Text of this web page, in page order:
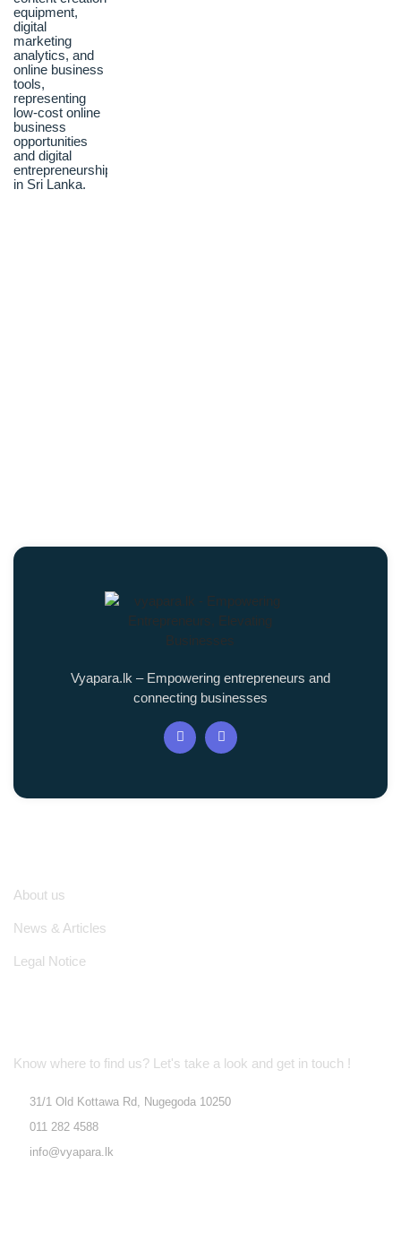
Vyapara.lk – Empowering entrepreneurs and
connecting businesses
About us
News & Articles
Legal Notice
Know where to find us? Let's take a look and get in touch !
31/1 Old Kottawa Rd, Nugegoda 10250
011 282 4588
info@vyapara.lk